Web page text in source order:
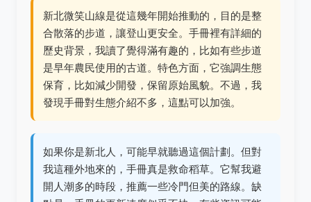
新北微笑山線是從這幾年開始推動的，目的是整
合散落的步道，讓登山更安全。手冊裡有詳細的
歷史背景，我讀了覺得滿有趣的，比如有些步道
是早年農民使用的古道。特色方面，它強調生態
保育，比如減少開發，保留原始風貌。不過，我
發現手冊對生態介紹不多，這點可以加強。
如果你是新北人，可能早就聽過這個計劃。但對
我這種外地來的，手冊真是救命稻草。它幫我避
開人潮多的時段，推薦一些冷門但美的路線。缺